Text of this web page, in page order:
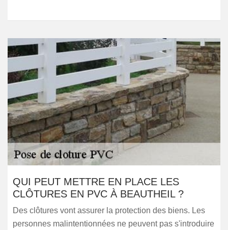
QUI PEUT METTRE EN PLACE LES
CLÔTURES EN PVC À BEAUTHEIL ?
Des clôtures vont assurer la protection des biens. Les
personnes malintentionnées ne peuvent pas s'introduire